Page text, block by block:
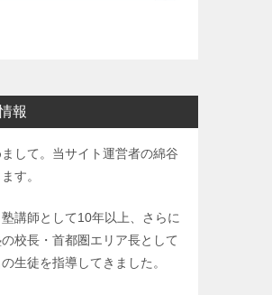
報
して。当サイト運営者の綿谷
す。
講師として10年以上、さらに
校長・首都圏エリア長として
生徒を指導してきました。